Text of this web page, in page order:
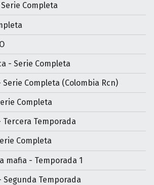
Completa
- Serie Completa
Serie Completa (Colombia Rcn)
Completa
Tercera Temporada
Completa
mafia - Temporada 1
Segunda Temporada